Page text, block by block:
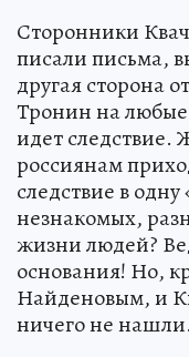
Сторонники
писали письма,
другая сторона
Тронин на любые
идет следствие.
россиянам
следствие в
незнакомых,
жизни людей?
основания! Но,
Найденовым, и
ничего не нашли.